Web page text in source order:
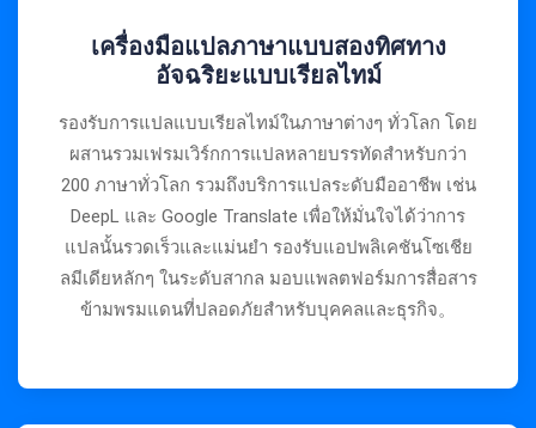
เครื่องมือแปลภาษาแบบสองทิศทาง
อัจฉริยะแบบเรียลไทม์
รองรับการแปลแบบเรียลไทม์ในภาษาต่างๆ ทั่วโลก โดย
ผสานรวมเฟรมเวิร์กการแปลหลายบรรทัดสำหรับกว่า
200 ภาษาทั่วโลก รวมถึงบริการแปลระดับมืออาชีพ เช่น
DeepL และ Google Translate เพื่อให้มั่นใจได้ว่าการ
แปลนั้นรวดเร็วและแม่นยำ รองรับแอปพลิเคชันโซเชีย
ลมีเดียหลักๆ ในระดับสากล มอบแพลตฟอร์มการสื่อสาร
ข้ามพรมแดนที่ปลอดภัยสำหรับบุคคลและธุรกิจ。